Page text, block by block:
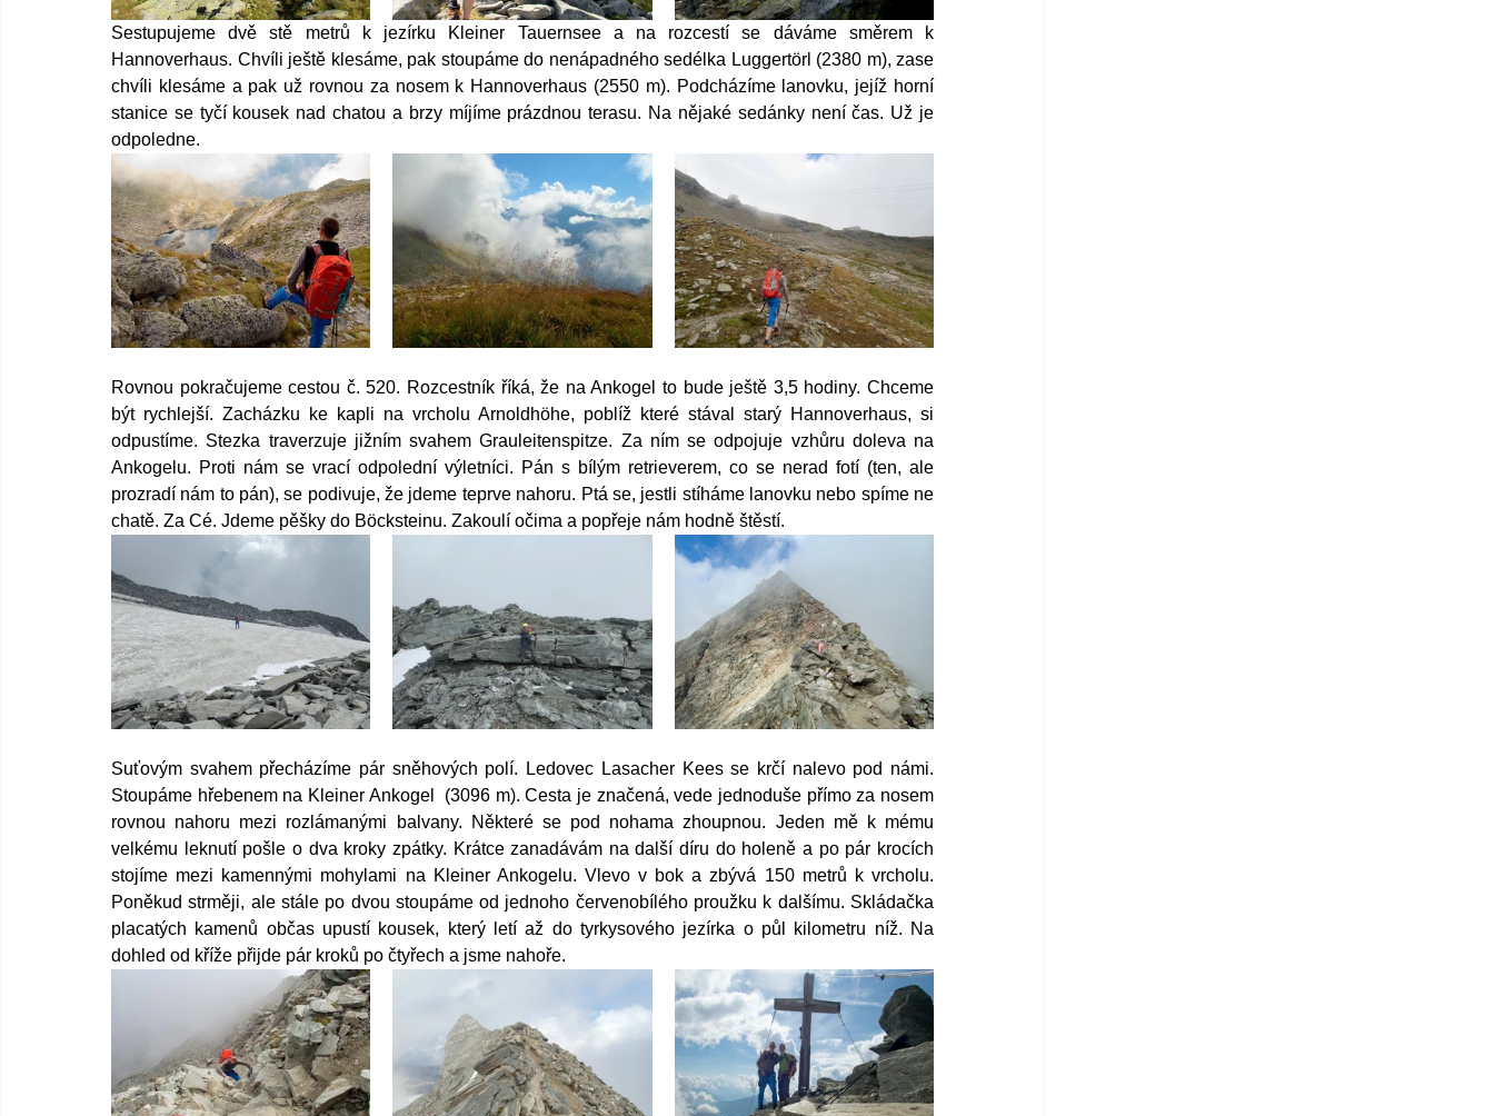
Sestupujeme dvě stě metrů k jezírku Kleiner Tauernsee a na rozcestí se dáváme směrem k
Hannoverhaus. Chvíli ještě klesáme, pak stoupáme do nenápadného sedélka Luggertörl (2380 m), zase
chvíli klesáme a pak už rovnou za nosem k Hannoverhaus (2550 m). Podcházíme lanovku, jejíž horní
stanice se tyčí kousek nad chatou a brzy míjíme prázdnou terasu. Na nějaké sedánky není čas. Už je
odpoledne.
Rovnou pokračujeme cestou č. 520. Rozcestník říká, že na Ankogel to bude ještě 3,5 hodiny. Chceme
být rychlejší. Zacházku ke kapli na vrcholu Arnoldhöhe, poblíž které stával starý Hannoverhaus, si
odpustíme. Stezka traverzuje jižním svahem Grauleitenspitze. Za ním se odpojuje vzhůru doleva na
Ankogelu. Proti nám se vrací odpolední výletníci. Pán s bílým retrieverem, co se nerad fotí (ten, ale
prozradí nám to pán), se podivuje, že jdeme teprve nahoru. Ptá se, jestli stíháme lanovku nebo spíme ne
chatě. Za Cé. Jdeme pěšky do Böcksteinu. Zakoulí očima a popřeje nám hodně štěstí.
Suťovým svahem přecházíme pár sněhových polí. Ledovec Lasacher Kees se krčí nalevo pod námi.
Stoupáme hřebenem na Kleiner Ankogel  (3096 m). Cesta je značená, vede jednoduše přímo za nosem
rovnou nahoru mezi rozlámanými balvany. Některé se pod nohama zhoupnou. Jeden mě k mému
velkému leknutí pošle o dva kroky zpátky. Krátce zanadávám na další díru do holeně a po pár krocích
stojíme mezi kamennými mohylami na Kleiner Ankogelu. Vlevo v bok a zbývá 150 metrů k vrcholu.
Poněkud strměji, ale stále po dvou stoupáme od jednoho červenobílého proužku k dalšímu. Skládačka
placatých kamenů občas upustí kousek, který letí až do tyrkysového jezírka o půl kilometru níž. Na
dohled od kříže přijde pár kroků po čtyřech a jsme nahoře.